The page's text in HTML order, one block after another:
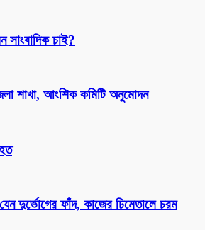
সাংবাদিক চাই?
শাখা, আংশিক কমিটি অনুমোদন
দুর্ভোগের ফাঁদ, কাজের ঢিমেতালে চরম